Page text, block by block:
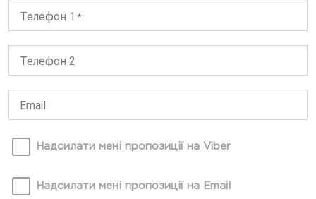
Телефон 1
Телефон 2
Email
Надсилати мені пропозиції на Viber
Надсилати мені пропозиції на Email